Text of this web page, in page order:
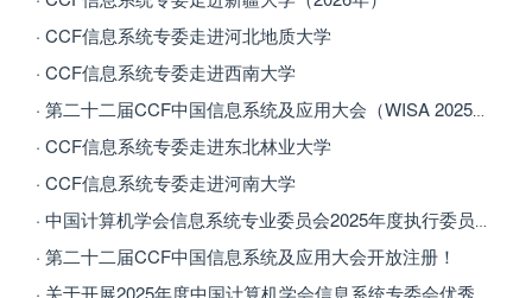
· CCF信息系统专委走进河北地质大学
· CCF信息系统专委走进西南大学
· CCF信息系统专委走进东北林业大学
· CCF信息系统专委走进河南大学
· 第二十二届CCF中国信息系统及应用大会开放注册！